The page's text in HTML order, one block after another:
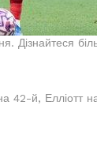
Дізнайтеся
42-й, Елліотт